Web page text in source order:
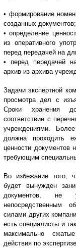
• формирование
созданных документов;
• определение
из оперативного
перед передачей на
• перед передачей
архив из архива
Задачи экспертной
просмотра дел с
Сроки хранения
соответствие с
учреждениями.
должна проходить
ценности документов
требующим
Во избежание того,
будет вынужден
документов, не
непосредственным
силами других
есть специалисты и
максимально
действия по